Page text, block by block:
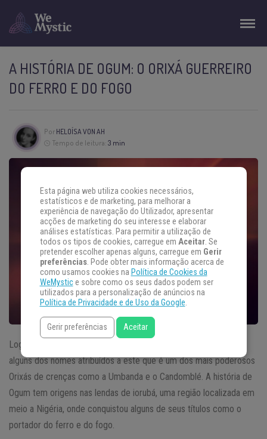
A HISTÓRIA DE OGUM: O ORIXÁ GUERREIRO
DO FERRO E DO FOGO
Por HELOÍSA VON AH
Tempo de leitura: 3 min
Logum, Ologum, Ògún, Ogoun, Gu, Ogun e Oggún ou
alguns dos nomes atribuídos a este que é um dos mais poderosos
Orixás de crenças como a Umbanda e o Candomblé. A história de
Ogum tem origens nas lendas de iorubá, uma região localizada em
meio a Nigéria, onde conquistou alguns de seus títulos como o
portador do ferro e do fogo.
Esta página web utiliza cookies necessários,
estatísticos e de marketing, para melhorar a
experiência de navegação do Utilizador, apresentar
acções de marketing do seu interesse e elaborar
análises estatísticas. Para permitir a utilização de
todos os tipos de cookies, carregue em Aceitar. Se
pretender escolher apenas alguns, carregue em Gerir
preferências. Pode obter mais informação acerca de
como usamos cookies na Política de Cookies da
WeMystice sobre como os seus dados podem ser
utilizados para a personalização de anúncios na
Política de Privacidade e de Uso da Google.
Gerir preferências Aceitar